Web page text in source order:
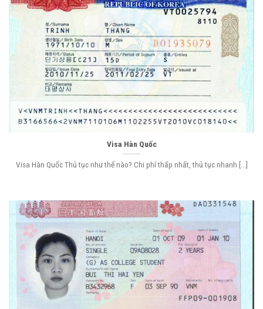
Visa Hàn Quốc
Visa Hàn Quốc Thủ tục như thế nào? Chi phí thấp nhất, thủ tục nhanh [...]